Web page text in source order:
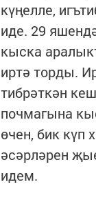
күңелле,
иде. 29
кыска
иртә торды.
тибрәткән
почмагына
өчен, бик күп
әсәрләрен
идем.